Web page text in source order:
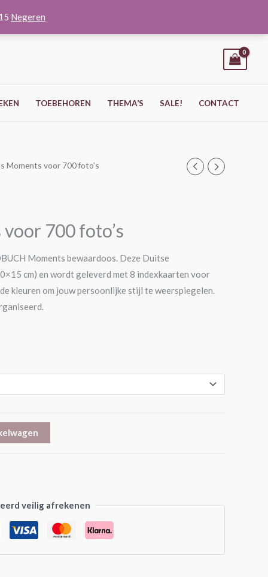
Negeren
TOEBEHOREN THEMA’S SALE! CONTACT
Moments voor 700 foto’s
700 foto’s
Moments bewaardoos. Deze Duitse
cm) en wordt geleverd met 8 indexkaarten voor
kleuren om jouw persoonlijke stijl te weerspiegelen.
veilig afrekenen